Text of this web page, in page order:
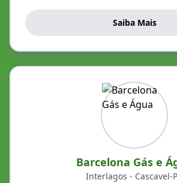
Saiba Mais
Barcelona Gás e
Interlagos - Cascavel-